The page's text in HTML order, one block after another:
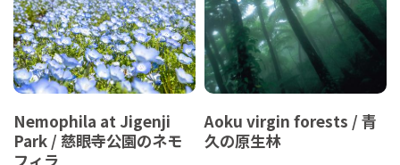
Nemophila at Jigenji
Park / 慈眼寺公園のネモ
フィラ
Aoku virgin forests / 青
久の原生林